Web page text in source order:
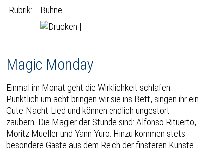
Rubrik:
Bühne
|
Magic Monday
Einmal im Monat geht die Wirklichkeit schlafen.
Pünktlich um acht bringen wir sie ins Bett, singen ihr ein
Gute-Nacht-Lied und können endlich ungestört
zaubern. Die Magier der Stunde sind: Alfonso Rituerto,
Moritz Mueller und Yann Yuro. Hinzu kommen stets
besondere Gäste aus dem Reich der finsteren Künste.